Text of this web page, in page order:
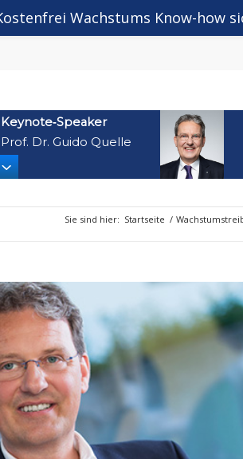
Keynote‑Speaker
Prof. Dr. Guido Quelle
Sie sind hier: Startseite /
Wachstums Know-how